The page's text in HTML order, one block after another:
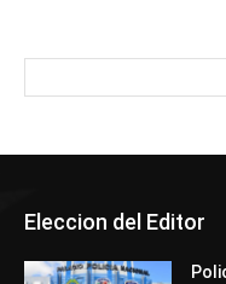
Eleccion del Editor